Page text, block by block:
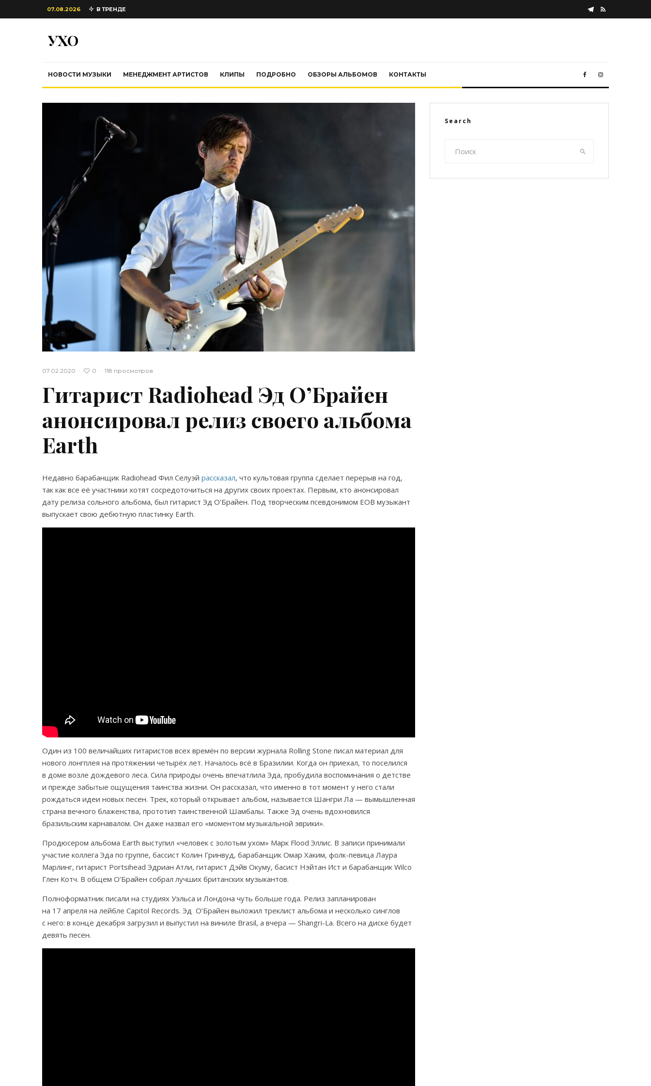
07.08.2026 В ТРЕНДЕ
УХО
НОВОСТИ МУЗЫКИ МЕНЕДЖМЕНТ АРТИСТОВ КЛИПЫ ПОДРОБНО ОБЗОРЫ АЛЬБОМОВ КОНТАКТЫ
07.02.2020 · 0 · 118 просмотров
Гитарист Radiohead Эд О’Брайен
анонсировал релиз своего альбома
Earth
Недавно барабанщик Radiohead Фил Селуэй рассказал, что культовая группа сделает перерыв на год,
так как все её участники хотят сосредоточиться на других своих проектах. Первым, кто анонсировал
дату релиза сольного альбома, был гитарист Эд О’Брайен. Под творческим псевдонимом EOB музыкант
выпускает свою дебютную пластинку Earth.
Один из 100 величайших гитаристов всех времён по версии журнала Rolling Stone писал материал для
нового лонгплея на протяжении четырёх лет. Началось всё в Бразилии. Когда он приехал, то поселился
в доме возле дождевого леса. Сила природы очень впечатлила Эда, пробудила воспоминания о детстве
и прежде забытые ощущения таинства жизни. Он рассказал, что именно в тот момент у него стали
рождаться идеи новых песен. Трек, который открывает альбом, называется Шангри Ла — вымышленная
страна вечного блаженства, прототип таинственной Шамбалы. Также Эд очень вдохновился
бразильским карнавалом. Он даже назвал его «моментом музыкальной эврики».
Продюсером альбома Earth выступил «человек с золотым ухом» Марк Flood Эллис. В записи принимали
участие коллега Эда по группе, бассист Колин Гринвуд, барабанщик Омар Хаким, фолк-певица Лаура
Марлинг, гитарист Portsihead Эдриан Атли, гитарист Дэйв Окуму, басист Нэйтан Ист и барабанщик Wilco
Глен Котч. В общем О’Брайен собрал лучших британских музыкантов.
Полноформатник писали на студиях Уэльса и Лондона чуть больше года. Релиз запланирован
на 17 апреля на лейбле Capitol Records. Эд О’Брайен выложил треклист альбома и несколько синглов
с него: в конце декабря загрузил и выпустил на виниле Brasil, а вчера — Shangri-La. Всего на диске будет
девять песен.
Search